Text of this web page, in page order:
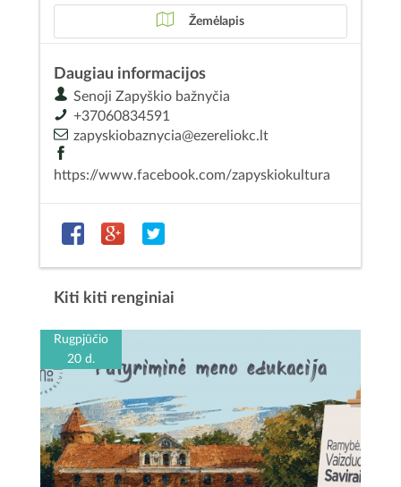
Žemėlapis
Daugiau informacijos
Senoji Zapyškio bažnyčia
+37060834591
zapyskiobaznycia@ezereliokc.lt
https://www.facebook.com/zapyskiokultura
Kiti kiti renginiai
Rugpjūčio
20 d.